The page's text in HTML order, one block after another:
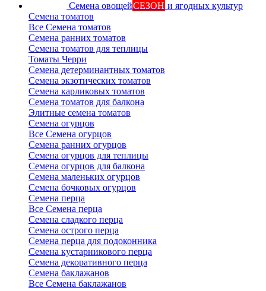
Семена овощейСЕЗОН и ягодных культур
Семена томатов
Все Семена томатов
Семена ранних томатов
Семена томатов для теплицы
Томаты Черри
Семена детерминантных томатов
Семена экзотических томатов
Семена карликовых томатов
Семена томатов для балкона
Элитные семена томатов
Семена огурцов
Все Семена огурцов
Семена ранних огурцов
Семена огурцов для теплицы
Семена огурцов для балкона
Семена маленьких огурцов
Семена бочковых огурцов
Семена перца
Все Семена перца
Семена сладкого перца
Семена острого перца
Семена перца для подоконника
Семена кустарникового перца
Семена декоративного перца
Семена баклажанов
Все Семена баклажанов